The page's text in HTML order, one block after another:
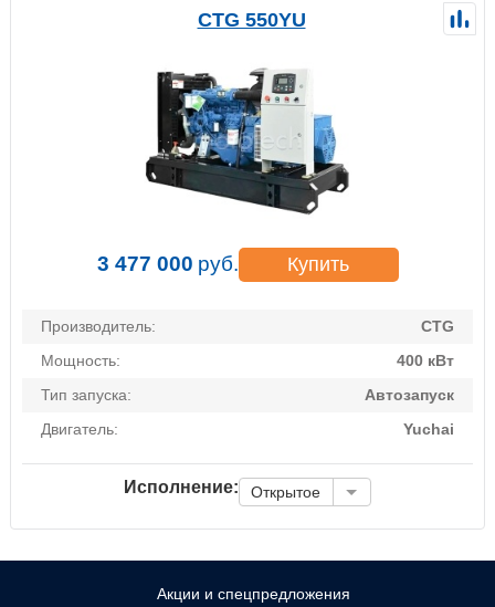
CTG 550YU
3 477 000 руб. Купить
Производитель:
CTG
Мощность:
400 кВт
Тип запуска:
Автозапуск
Двигатель:
Yuchai
Исполнение: Открытое
Акции и спецпредложения